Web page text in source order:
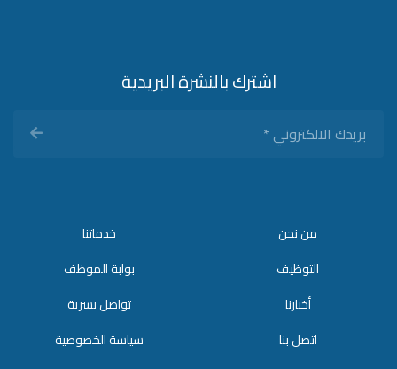
اشترك بالنشرة البريدية
الالكتروني
من نحن
التوظيف
أخبارنا
اتصل بنا
خدماتنا
بوابة الموظف
تواصل بسرية
سياسة الخصوصية